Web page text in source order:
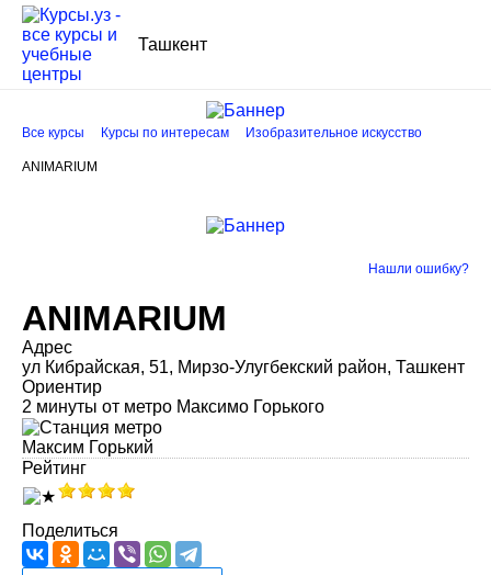
Ташкент
Все курсы Курсы по интересам Изобразительное искусство
ANIMARIUM
Нашли ошибку?
ANIMARIUM
Адрес
ул Кибрайская, 51, Мирзо-Улугбекский район, Ташкент
Ориентир
2 минуты от метро Максимо Горького
Максим Горький
Рейтинг
Поделиться